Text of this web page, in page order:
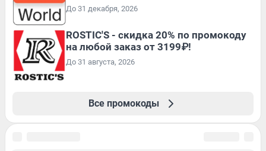
До 31 декабря, 2026
ROSTIC'S - скидка 20% по промокоду
на любой заказ от 3199₽!
До 31 августа, 2026
Все промокоды